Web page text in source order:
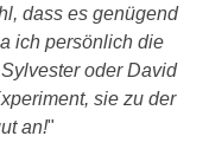
dass es genügend
ich persönlich die
oder David
sie zu der
an!"